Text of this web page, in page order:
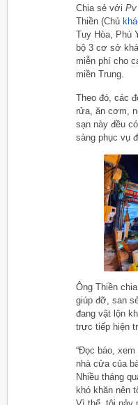
Chia sẻ với
Thiền (Chủ
Tuy Hòa, Phú
bộ 3 cơ sở
miễn phí cho
miền Trung.
Theo đó, các
rửa, ăn cơm,
sạn này đều
sàng phục vụ
Ông Thiền
giúp đỡ, san
đang vật lộn
trực tiếp hiện
“Đọc báo,
nhà cửa của
Nhiều tháng
khó khăn nên